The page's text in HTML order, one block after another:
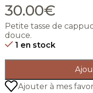
30.00€
Petite tasse de
douce.
1 en stock
Ajouter à mes